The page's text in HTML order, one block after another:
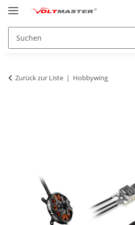
Zurück zur Liste Hobbywing